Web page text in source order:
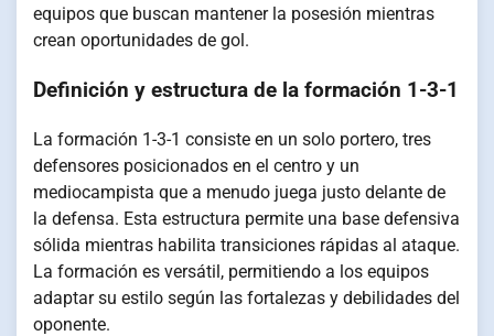
equipos que buscan mantener la posesión mientras
crean oportunidades de gol.
Definición y estructura de la formación 1-3-1
La formación 1-3-1 consiste en un solo portero, tres
defensores posicionados en el centro y un
mediocampista que a menudo juega justo delante de
la defensa. Esta estructura permite una base defensiva
sólida mientras habilita transiciones rápidas al ataque.
La formación es versátil, permitiendo a los equipos
adaptar su estilo según las fortalezas y debilidades del
oponente.